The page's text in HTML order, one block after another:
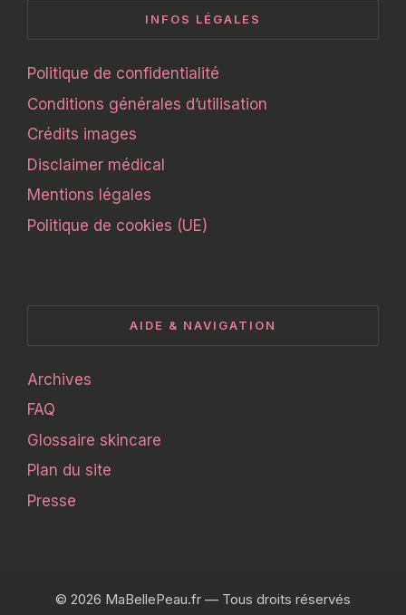
INFOS LÉGALES
Politique de confidentialité
Conditions générales d’utilisation
Crédits images
Disclaimer médical
Mentions légales
Politique de cookies (UE)
AIDE & NAVIGATION
Archives
FAQ
Glossaire skincare
Plan du site
Presse
© 2026 MaBellePeau.fr — Tous droits réservés